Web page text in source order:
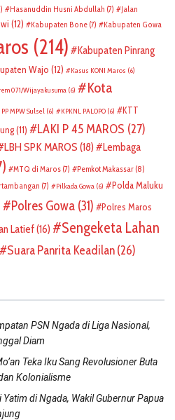
Hasanuddin Husni Abdullah (7)
Jalan
(12) Kabupaten Bone (7) Kabupaten Gowa
(214)
Kabupaten Pinrang
Wajo (12) Kasus KONI Maros (6)
071/Wijayakusuma (6)
Kota
MPW Sulsel (6) KPKNL PALOPO (6)
KTT
(11) LAKI P 45 MAROS (27)
LBH SPK MAROS (18)
Lembaga
MTQ di Maros (7) Pemkot Makassar (8)
(7) Pilkada Gowa (6)
Polda Maluku
Polres Gowa (31)
Polres Maros
Latief(16)
Sengeketa Lahan
Suara Panrita Keadilan(26)
PSN Ngada di Liga Nasional,
Diam
Teka Iku Sang Revolusioner Buta
Kolonialisme
Yatim di Ngada, Wakil Gubernur Papua